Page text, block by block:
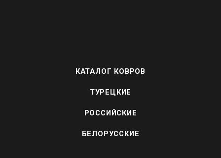
КАТАЛОГ КОВРОВ
ТУРЕЦКИЕ
РОССИЙСКИЕ
БЕЛОРУССКИЕ